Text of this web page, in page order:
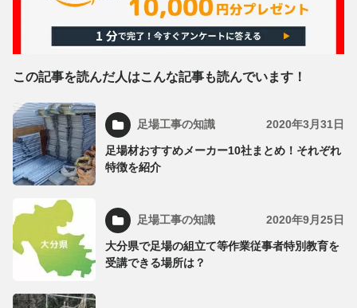
この記事を読んだ人はこんな記事も読んでいます！
足場工事の知識 2020年3月31日
足場材おすすめメーカー10社まとめ！それぞれ
特徴を紹介
足場工事の知識 2020年9月25日
大分県で足場の組立て等作業従事者特別教育を
受講できる場所は？